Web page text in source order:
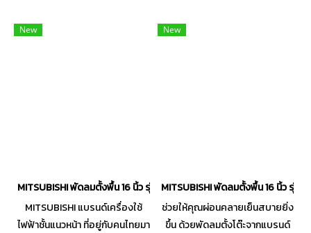
New
MITSUBISHI พัดลมตั้งพื้น 16 นิ้ว รุ่น LV16S-RW
MITSUBISHI แบรนด์เครื่องใช้
ไฟฟ้าชั้นแนวหน้า ที่อยู่กับคนไทยมา
New
MITSUBISHI พัดลมตั้งพื้น 16 นิ้ว รุ่น
ช่วยให้คุณผ่อนคลายเย็นสบายยิ่ง
ขึ้น ด้วยพัดลมตั้งโต๊ะจากแบรนด์